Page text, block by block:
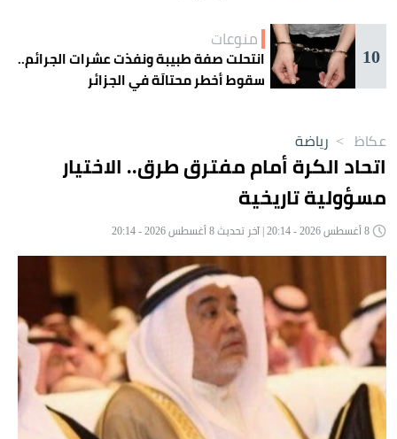
10
منوعات
انتحلت صفة طبيبة ونفذت عشرات الجرائم..
سقوط أخطر محتالَة في الجزائر
عكاظ > رياضة
اتحاد الكرة أمام مفترق طرق.. الاختيار
مسؤولية تاريخية